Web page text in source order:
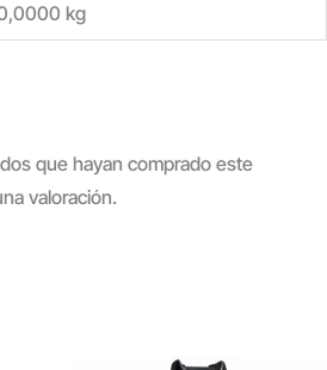
kg
que hayan comprado este
valoración.